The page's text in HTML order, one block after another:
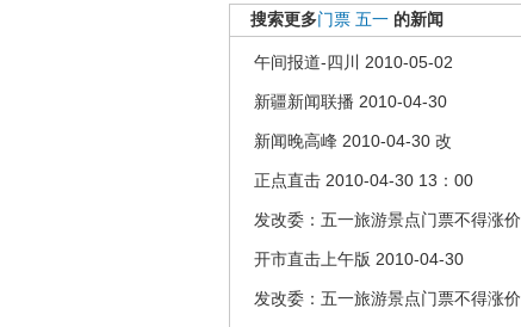
搜索更多门票 五一 的新闻
午间报道-四川 2010-05-02
新疆新闻联播 2010-04-30
新闻晚高峰 2010-04-30 改
正点直击 2010-04-30 13：00
发改委：五一旅游景点门票不得涨价
开市直击上午版 2010-04-30
发改委：五一旅游景点门票不得涨价